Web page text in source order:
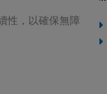
性，以確保無障